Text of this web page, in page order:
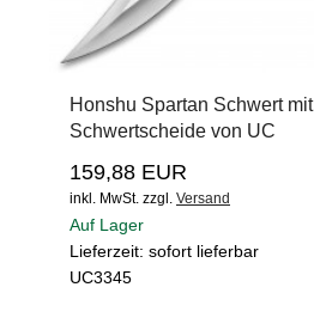
Honshu Spartan Schwert mit
Schwertscheide von UC
159,88 EUR
inkl. MwSt. zzgl. Versand
Auf Lager
Lieferzeit: sofort lieferbar
UC3345